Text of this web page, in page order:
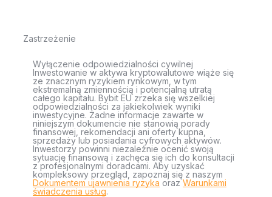
Zastrzeżenie
Wyłączenie odpowiedzialności cywilnej
Inwestowanie w aktywa kryptowalutowe wiąże się
ze znacznym ryzykiem rynkowym, w tym
ekstremalną zmiennością i potencjalną utratą
całego kapitału. Bybit EU zrzeka się wszelkiej
odpowiedzialności za jakiekolwiek wyniki
inwestycyjne. Żadne informacje zawarte w
niniejszym dokumencie nie stanowią porady
finansowej, rekomendacji ani oferty kupna,
sprzedaży lub posiadania cyfrowych aktywów.
Inwestorzy powinni niezależnie ocenić swoją
sytuację finansową i zachęca się ich do konsultacji
z profesjonalnymi doradcami. Aby uzyskać
kompleksowy przegląd, zapoznaj się z naszym
Dokumentem ujawnienia ryzyka orazWarunkami
świadczenia usług.